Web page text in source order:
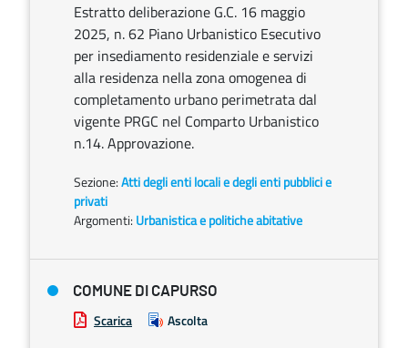
Estratto deliberazione G.C. 16 maggio
2025, n. 62 Piano Urbanistico Esecutivo
per insediamento residenziale e servizi
alla residenza nella zona omogenea di
completamento urbano perimetrata dal
vigente PRGC nel Comparto Urbanistico
n.14. Approvazione.
Sezione:Atti degli enti locali e degli enti pubblici e
privati
Argomenti: Urbanistica e politiche abitative
COMUNE DI CAPURSO
Scarica Ascolta